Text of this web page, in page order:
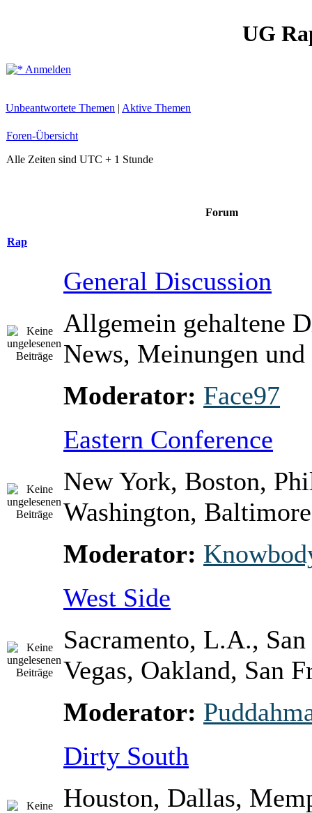
UG
Anmelden
Unbeantwortete Themen | Aktive Themen
Foren-Übersicht
Alle Zeiten sind UTC + 1 Stunde
Forum
Rap
General Discussion
Allgemein gehaltene
News, Meinungen und
Moderator: Face97
Eastern Conference
New York, Boston,
Washington,
Moderator:
West Side
Sacramento, L.A.,
Vegas, Oakland, San
Moderator:
Dirty South
Houston, Dallas,